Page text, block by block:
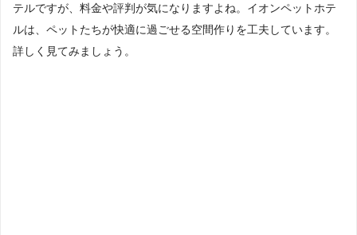
テルですが、料金や評判が気になりますよね。イオンペットホテ
ルは、ペットたちが快適に過ごせる空間作りを工夫しています。
詳しく見てみましょう。